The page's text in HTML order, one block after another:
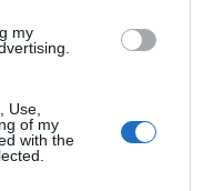
my
Use,
of my
with the